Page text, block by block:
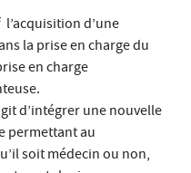
d’une
la prise en charge du
en charge
d’intégrer une nouvelle
permettant au
soit médecin ou non,